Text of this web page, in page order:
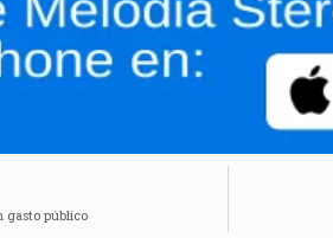
gasto público